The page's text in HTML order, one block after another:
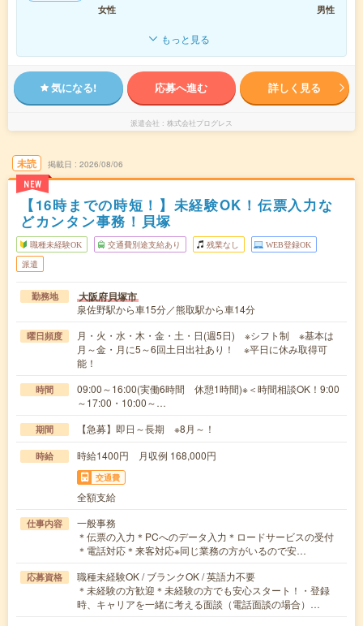
女性
男性
もっと見る
気になる! 応募へ進む 詳しく見る
派遣会社 株式会社プログレス
未読
NEW
掲載日 2026/08/06
【16時までの時短！】未経験OK！伝票入力な
どカンタン事務！貝塚
職種未経験OK 交通費別途支給あり 残業なし WEB登録OK
派遣
勤務地 大阪府貝塚市
泉佐野駅から車15分／熊取駅から車14分
曜日頻度
月・火・水・木・金・土・日(週5日) ※シフト制 ※基本は
月～金・月に5～6回土日出社あり！ ※平日に休み取得可
能！
時間
09:00～16:00(実働6時間 休憩1時間)※＜時間相談OK！9:00
～17:00・10:00～…
期間 【急募】即日～長期 ※8月～！
時給 時給1400円 月収例 168,000円
交通費
全額支給
仕事内容
一般事務
＊伝票の入力＊PCへのデータ入力＊ロードサービスの受付
＊電話対応＊来客対応※同じ業務の方がいるので安…
応募資格
職種未経験OK / ブランクOK / 英語力不要
＊未経験の方歓迎＊未経験の方でも安心スタート！・登録
時、キャリアを一緒に考える面談（電話面談の場合）…